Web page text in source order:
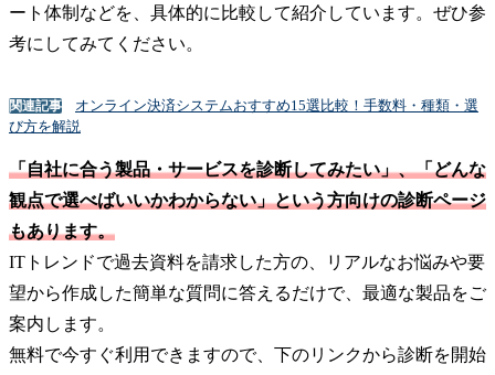
ート体制などを、具体的に比較して紹介しています。ぜひ参
考にしてみてください。
関連記事
オンライン決済システムおすすめ15選比較！手数料・種類・選
び方を解説
「自社に合う製品・サービスを診断してみたい」、「どんな
観点で選べばいいかわからない」という方向けの診断ページ
もあります。
ITトレンドで過去資料を請求した方の、リアルなお悩みや要
望から作成した簡単な質問に答えるだけで、最適な製品をご
案内します。
無料で今すぐ利用できますので、下のリンクから診断を開始